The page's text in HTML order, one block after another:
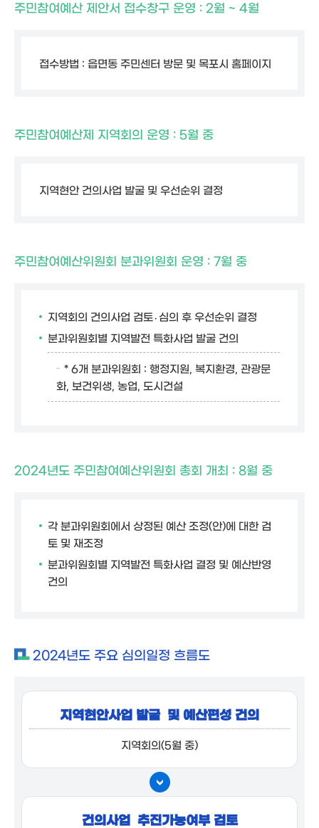
주민참여예산 제안서 접수창구 운영 : 2월 ~ 4월
접수방법 : 읍면동 주민센터 방문 및 목포시 홈페이지
주민참여예산제 지역회의 운영 : 5월 중
지역현안 건의사업 발굴 및 우선순위 결정
주민참여예산위원회 분과위원회 운영 : 7월 중
지역회의 건의사업 검토․심의 후 우선순위 결정
분과위원회별 지역발전 특화사업 발굴 건의
* 6개 분과위원회 : 행정지원, 복지환경, 관광문
화, 보건위생, 농업, 도시건설
2024년도 주민참여예산위원회 총회 개최 : 8월 중
각 분과위원회에서 상정된 예산 조정(안)에 대한 검
토 및 재조정
분과위원회별 지역발전 특화사업 결정 및 예산반영
건의
2024년도 주요 심의일정 흐름도
지역현안사업 발굴 및 예산편성 건의
지역회의(5월 중)
건의사업 추진가능여부 검토